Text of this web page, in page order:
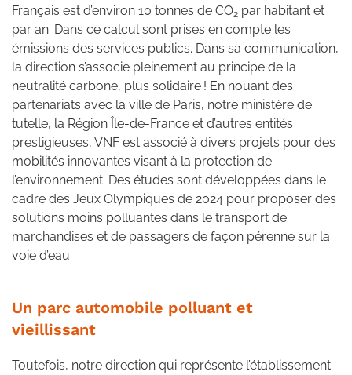
Français est d’environ 10 tonnes de CO2 par habitant et
par an. Dans ce calcul sont prises en compte les
émissions des services publics. Dans sa communication,
la direction s’associe pleinement au principe de la
neutralité carbone, plus solidaire ! En nouant des
partenariats avec la ville de Paris, notre ministère de
tutelle, la Région Île-de-France et d’autres entités
prestigieuses, VNF est associé à divers projets pour des
mobilités innovantes visant à la protection de
l’environnement. Des études sont développées dans le
cadre des Jeux Olympiques de 2024 pour proposer des
solutions moins polluantes dans le transport de
marchandises et de passagers de façon pérenne sur la
voie d’eau.
Un parc automobile polluant et
vieillissant
Toutefois, notre direction qui représente l’établissement